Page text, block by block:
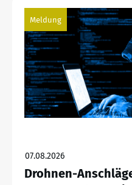
Meldung
07.08.2026
Drohnen-